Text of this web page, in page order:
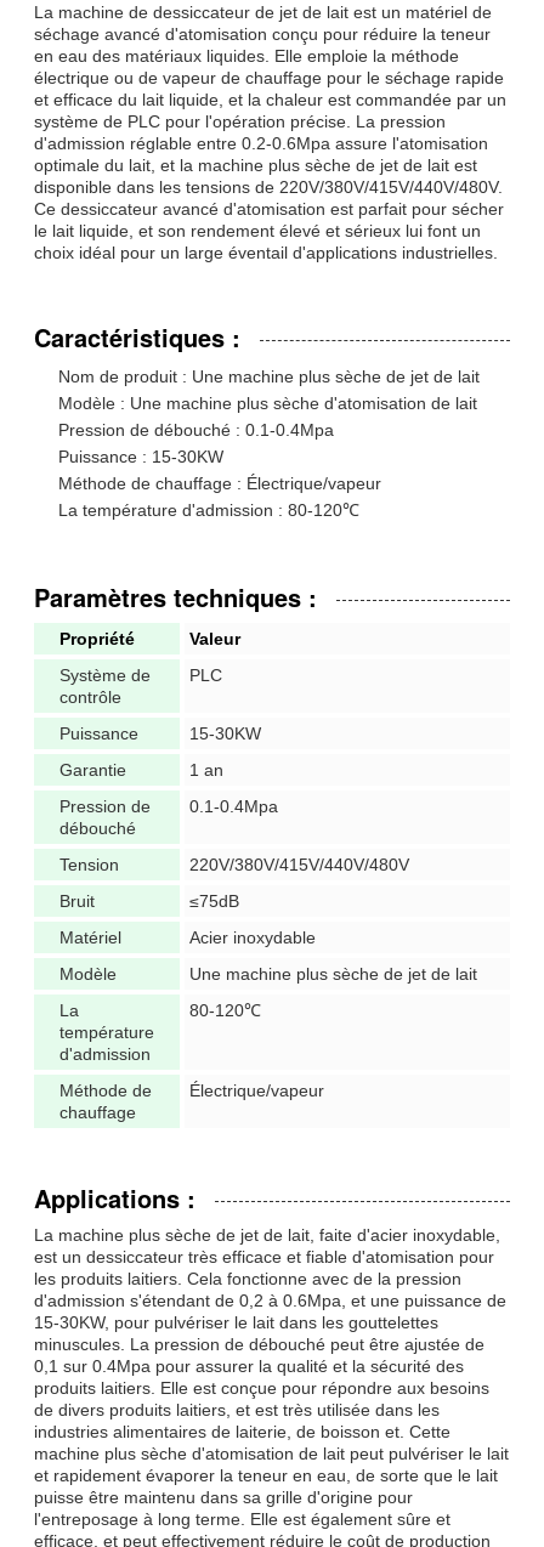
La machine de dessiccateur de jet de lait est un matériel de
séchage avancé d'atomisation conçu pour réduire la teneur
en eau des matériaux liquides. Elle emploie la méthode
électrique ou de vapeur de chauffage pour le séchage rapide
et efficace du lait liquide, et la chaleur est commandée par un
système de PLC pour l'opération précise. La pression
d'admission réglable entre 0.2-0.6Mpa assure l'atomisation
optimale du lait, et la machine plus sèche de jet de lait est
disponible dans les tensions de 220V/380V/415V/440V/480V.
Ce dessiccateur avancé d'atomisation est parfait pour sécher
le lait liquide, et son rendement élevé et sérieux lui font un
choix idéal pour un large éventail d'applications industrielles.
Caractéristiques :
Nom de produit : Une machine plus sèche de jet de lait
Modèle : Une machine plus sèche d'atomisation de lait
Pression de débouché : 0.1-0.4Mpa
Puissance : 15-30KW
Méthode de chauffage : Électrique/vapeur
La température d'admission : 80-120℃
Paramètres techniques :
Propriété
Valeur
Système de
contrôle
PLC
Puissance
15-30KW
Garantie
1 an
Pression de
débouché
0.1-0.4Mpa
Tension
220V/380V/415V/440V/480V
Bruit
≤75dB
Matériel
Acier inoxydable
Modèle
Une machine plus sèche de jet de lait
La
température
d'admission
80-120℃
Méthode de
chauffage
Électrique/vapeur
Applications :
La machine plus sèche de jet de lait, faite d'acier inoxydable,
est un dessiccateur très efficace et fiable d'atomisation pour
les produits laitiers. Cela fonctionne avec de la pression
d'admission s'étendant de 0,2 à 0.6Mpa, et une puissance de
15-30KW, pour pulvériser le lait dans les gouttelettes
minuscules. La pression de débouché peut être ajustée de
0,1 sur 0.4Mpa pour assurer la qualité et la sécurité des
produits laitiers. Elle est conçue pour répondre aux besoins
de divers produits laitiers, et est très utilisée dans les
industries alimentaires de laiterie, de boisson et. Cette
machine plus sèche d'atomisation de lait peut pulvériser le lait
et rapidement évaporer la teneur en eau, de sorte que le lait
puisse être maintenu dans sa grille d'origine pour
l'entreposage à long terme. Elle est également sûre et
efficace, et peut effectivement réduire le coût de production